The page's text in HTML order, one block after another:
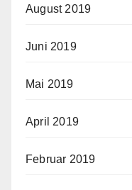
August 2019
Juni 2019
Mai 2019
April 2019
Februar 2019